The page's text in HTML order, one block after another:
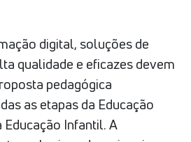
digital, soluções de
qualidade e eficazes devem
pedagógica
as etapas da Educação
Educação Infantil. A